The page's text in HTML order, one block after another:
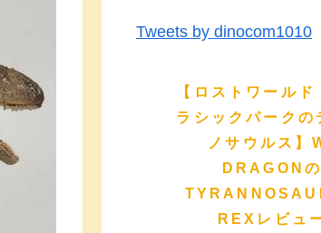
Tweets by dinocom1010
【ロストワールド
ラシックパークの
ノサウルス】
DRAGONの
REXレビュ